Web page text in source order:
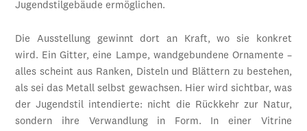
Jugendstilgebäude ermöglichen.
Die Ausstellung gewinnt dort an Kraft, wo sie konkret
wird. Ein Gitter, eine Lampe, wandgebundene Ornamente –
alles scheint aus Ranken, Disteln und Blättern zu bestehen,
als sei das Metall selbst gewachsen. Hier wird sichtbar, was
der Jugendstil intendierte: nicht die Rückkehr zur Natur,
sondern ihre Verwandlung in Form. In einer Vitrine